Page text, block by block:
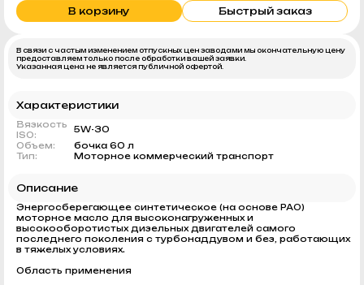
В корзину Быстрый заказ
В связи с частым изменением отпускных цен заводами мы окончательную цену
предоставляем только после обработки вашей заявки.
Указанная цена не является публичной офертой.
Характеристики
Вязкость
ISO:
5W-30
Объем:
бочка 60 л
Тип:
Моторное коммерческий транспорт
Описание
Энергосберегающее синтетическое (на основе РАО)
моторное масло для высоконагруженных и
высокооборотистых дизельных двигателей самого
последнего поколения с турбонаддувом и без, работающих
в тяжелых условиях.
Область применения